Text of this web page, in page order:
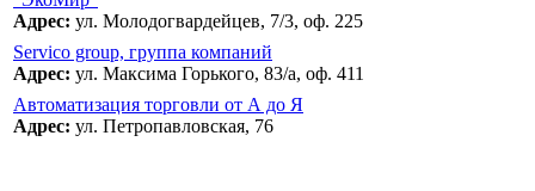
Адрес: ул. Молодогвардейцев, 7/3, оф. 225
Servico group, группа компаний
Адрес: ул. Максима Горького, 83/а, оф. 411
Автоматизация торговли от А до Я
Адрес: ул. Петропавловская, 76